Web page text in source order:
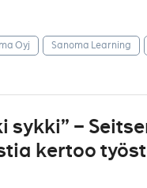
Oyj Sanoma Learning
sykki” –
kertoo